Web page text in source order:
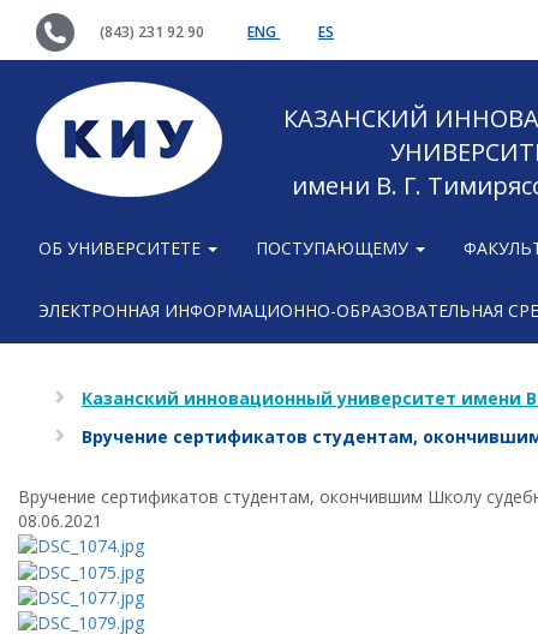
(843) 231 92 90 ENG ES
КАЗАНСКИЙ
имени В. Г.
ОБ УНИВЕРСИТЕТЕ ПОСТУПАЮЩЕМУ
ЭЛЕКТРОННАЯ ИНФОРМАЦИОННО-ОБРАЗОВАТЕЛЬНАЯ
Казанский инновационный университет имени
Вручение сертификатов студентам,
Вручение сертификатов студентам, окончившим Школу
08.06.2021